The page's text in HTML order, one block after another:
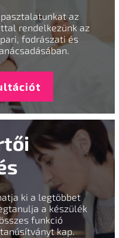
az
rendelkezünk az
fodrászati és
ki a legtöbbet
a készülék
funkció
kap.